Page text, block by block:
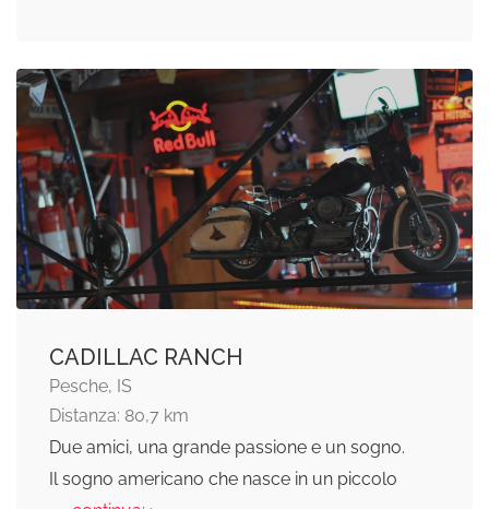
CADILLAC RANCH
Pesche, IS
Distanza: 80,7 km
Due amici, una grande passione e un sogno.
Il sogno americano che nasce in un piccolo